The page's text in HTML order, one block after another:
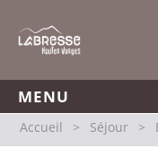
MENU
Accueil > Séjour >